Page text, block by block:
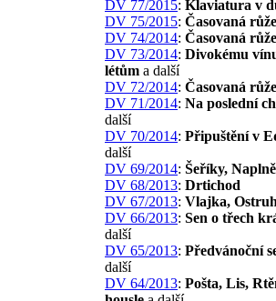
DV 77/2015: Klaviatura v
DV 75/2015: Časovaná
DV 74/2014: Časovaná
DV 73/2014: Divokému
létům a další
DV 72/2014: Časovaná růže
DV 71/2014: Na poslední
další
DV 70/2014: Připuštění v
další
DV 69/2014: Šeříky,
DV 68/2013: Drtichod
DV 67/2013: Vlajka,
DV 66/2013: Sen o třech
další
DV 65/2013: Předvánoční
další
DV 64/2013: Pošta, Lis,